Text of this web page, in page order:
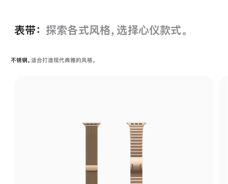
表带： 探索各式风格，选择心仪款式。
不锈钢。 适合打造现代典雅的风格。